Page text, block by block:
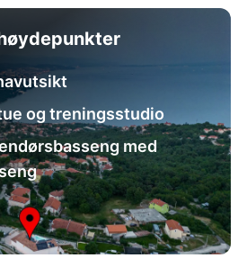
og treningsstudio
med